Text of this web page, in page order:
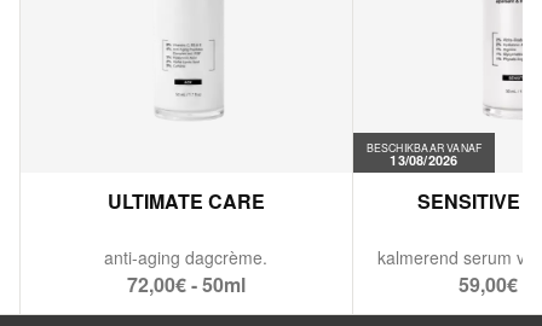
ULTIMATE CARE
anti-aging dagcrème.
72,00€ - 50ml
BESCHIKBAAR VANAF
13/08/2026
SENSITIVE
59,00€ -